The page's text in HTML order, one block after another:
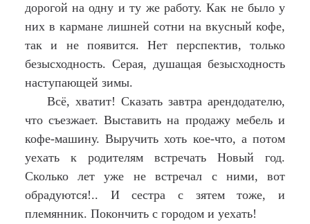
дорогой на одну и ту же работу. Как не было у
них в кармане лишней сотни на вкусный кофе,
так и не появится. Нет перспектив, только
безысходность. Серая, душащая безысходность
наступающей зимы.
Всё, хватит! Сказать завтра арендодателю,
что съезжает. Выставить на продажу мебель и
кофе-машину. Выручить хоть кое-что, а потом
уехать к родителям встречать Новый год.
Сколько лет уже не встречал с ними, вот
обрадуются!.. И сестра с зятем тоже, и
племянник. Покончить с городом и уехать!